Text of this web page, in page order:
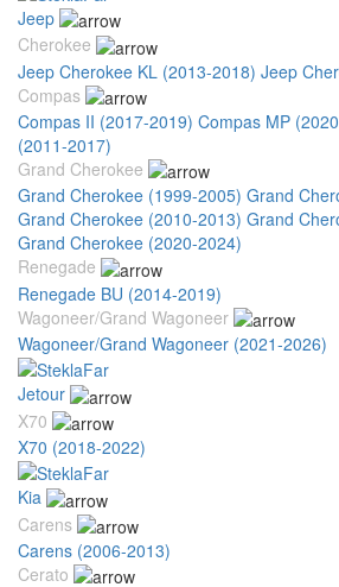
Jeep
Cherokee
Jeep Cherokee KL (2013-2018) Jeep
Compas
Compas II (2017-2019) Compas MP
(2011-2017)
Grand Cherokee
Grand Cherokee (1999-2005) Grand
Grand Cherokee (2010-2013) Grand
Grand Cherokee (2020-2024)
Renegade
Renegade BU (2014-2019)
Wagoneer/Grand Wagoneer
Wagoneer/Grand Wagoneer (2021-2026)
Jetour
X70
X70 (2018-2022)
Kia
Carens
Carens (2006-2013)
Cerato